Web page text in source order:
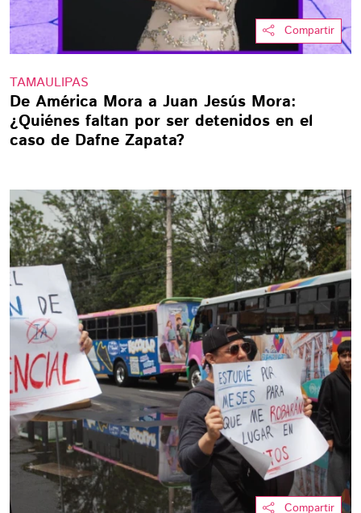
Compartir
TAMAULIPAS
De América Mora a Juan Jesús Mora:
¿Quiénes faltan por ser detenidos en el
caso de Dafne Zapata?
Compartir